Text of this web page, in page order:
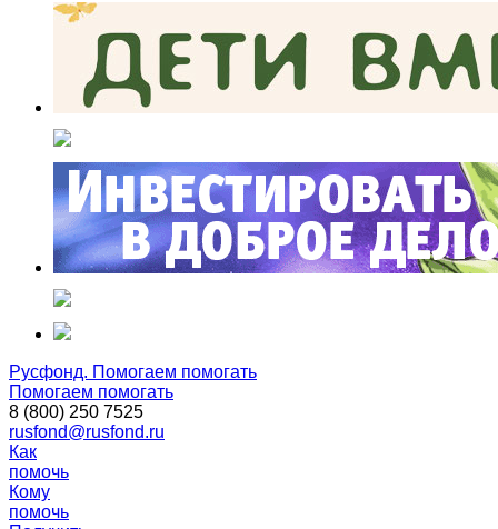
Русфонд. Помогаем помогать
Помогаем помогать
8 (800) 250 7525
rusfond@rusfond.ru
Как
помочь
Кому
помочь